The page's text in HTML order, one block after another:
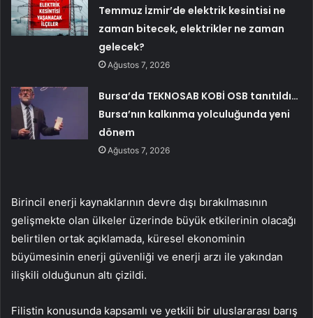
Temmuz İzmir’de elektrik kesintisi ne
zaman bitecek, elektrikler ne zaman
gelecek?
Ağustos 7, 2026
Bursa’da TEKNOSAB KOBİ OSB tanıtıldı…
Bursa’nın kalkınma yolculuğunda yeni
dönem
Ağustos 7, 2026
Birincil enerji kaynaklarının devre dışı bırakılmasının
gelişmekte olan ülkeler üzerinde büyük etkilerinin olacağı
belirtilen ortak açıklamada, küresel ekonominin
büyümesinin enerji güvenliği ve enerji arzı ile yakından
ilişkili olduğunun altı çizildi.
Filistin konusunda kapsamlı ve yetkili bir uluslararası barış